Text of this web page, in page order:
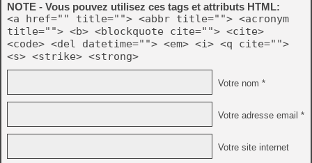
NOTE - Vous pouvez utilisez ces tags et attributs HTML:
<a href="" title=""> <abbr title=""> <acronym
title=""> <b> <blockquote cite=""> <cite>
<code> <del datetime=""> <em> <i> <q cite="">
<s> <strike> <strong>
Votre nom *
Votre adresse email *
Votre site internet